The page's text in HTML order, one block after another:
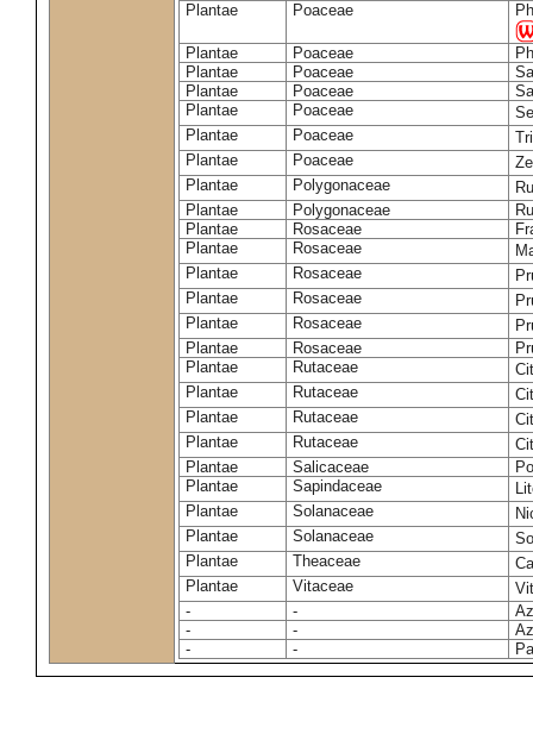
Plantae
Poaceae
Plantae Poaceae
Plantae
Poaceae
Plantae
Poaceae
Plantae
Poaceae
Plantae
Poaceae
Plantae
Poaceae
Plantae
Polygonaceae
Plantae
Polygonaceae
Plantae
Rosaceae
Plantae
Rosaceae
Plantae
Rosaceae
Plantae
Rosaceae
Plantae
Rosaceae
Plantae
Rosaceae
Plantae
Rutaceae
Plantae
Rutaceae
Plantae
Rutaceae
Plantae
Rutaceae
Plantae
Salicaceae
Plantae
Sapindaceae
Plantae
Solanaceae
Plantae
Solanaceae
Plantae
Theaceae
Plantae
Vitaceae
-
-
-
-
-
-